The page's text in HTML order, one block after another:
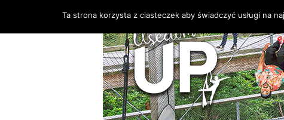
Ta strona korzysta z ciasteczek aby świadczyć usługi na